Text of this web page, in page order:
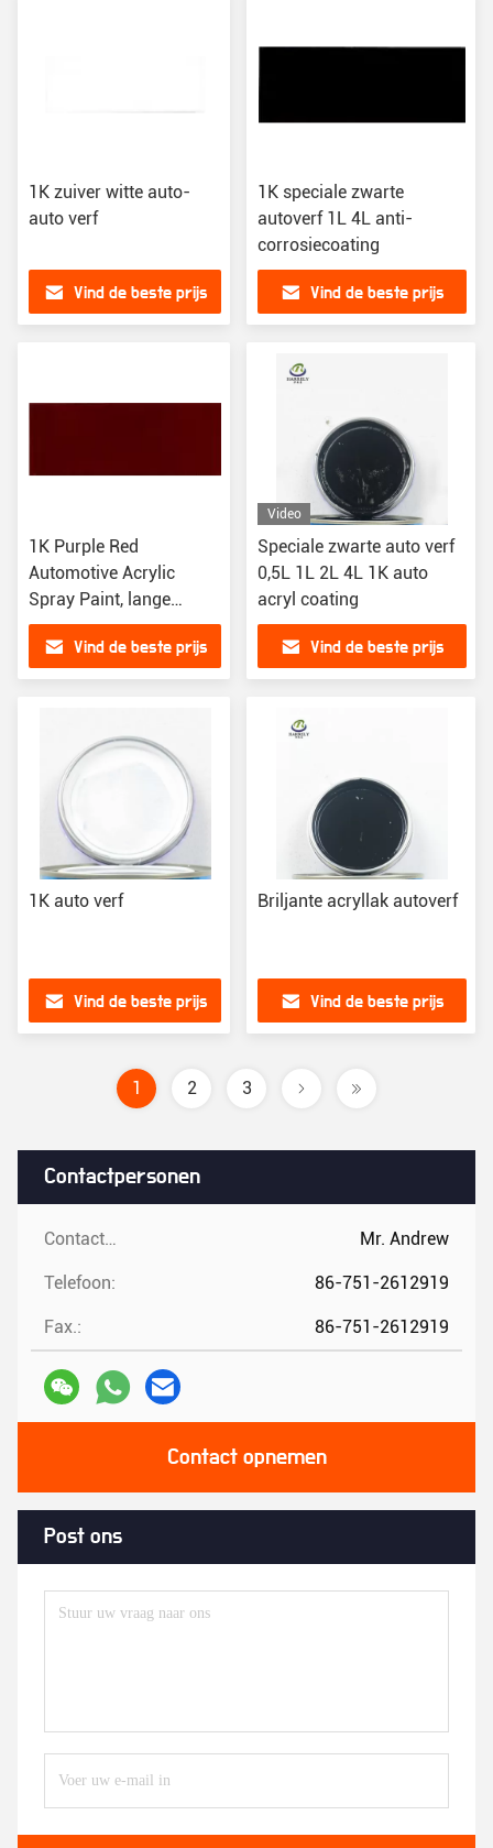
Contactpersonen
Contactpersonen: Mr. Andrew
Telefoon: 86-751-2612919
Fax.: 86-751-2612919
Contact opnemen
Post ons
1K zuiver witte auto-
auto verf
Vind de beste prijs
1K speciale zwarte
autoverf 1L 4L anti-
corrosiecoating
Vind de beste prijs
1K Purple Red
Automotive Acrylic
Spray Paint, lange
houdbaarheid Auto Verf
Vind de beste prijs
Video
Speciale zwarte auto verf
0,5L 1L 2L 4L 1K auto
acryl coating
Vind de beste prijs
1K auto verf
Vind de beste prijs
Briljante acryllak autoverf
Vind de beste prijs
1 2 3